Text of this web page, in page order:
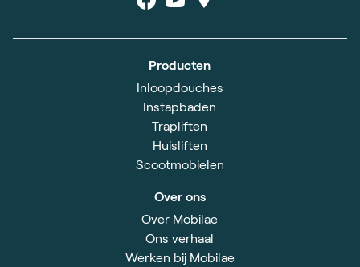
Producten
Inloopdouches
Instapbaden
Trapliften
Huisliften
Scootmobielen
Over ons
Over Mobilae
Ons verhaal
Werken bij Mobilae